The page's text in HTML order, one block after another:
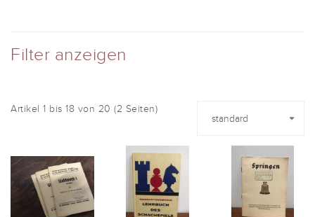
Filter anzeigen
Artikel 1 bis 18 von 20 (2 Seiten)